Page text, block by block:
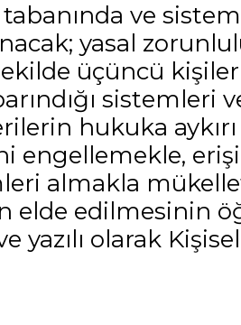
ve
yasal
üçüncü
sistemleri
hukuka
engellemekle,
almakla
elde edilmesinin
olarak